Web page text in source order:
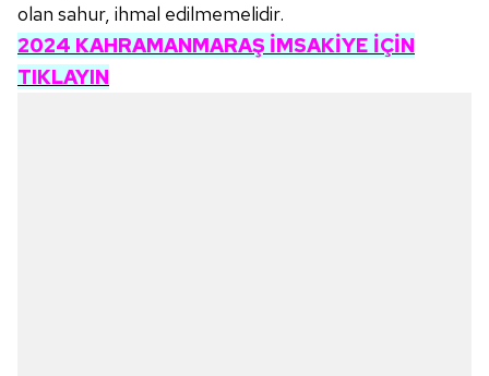
olan sahur, ihmal edilmemelidir.
2024 KAHRAMANMARAŞ İMSAKİYE İÇİN
TIKLAYIN